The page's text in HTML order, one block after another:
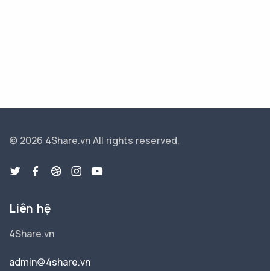
© 2026 4Share.vnAll rights reserved.
Liên hệ
4Share.vn
admin@4share.vn